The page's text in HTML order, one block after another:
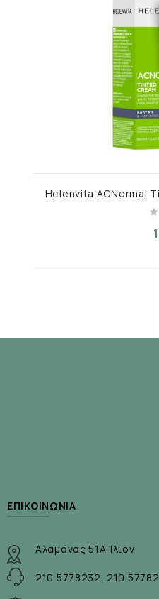
Helenvita ACNormal
ΕΠΙΚΟΙΝΩΝΊΑ
Αλαμάνας 51Α Ίλιον
210 5778232, 210